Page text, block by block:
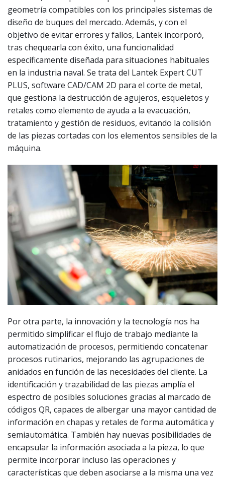
geometría compatibles con los principales sistemas de
diseño de buques del mercado. Además, y con el
objetivo de evitar errores y fallos, Lantek incorporó,
tras chequearla con éxito, una funcionalidad
específicamente diseñada para situaciones habituales
en la industria naval. Se trata del Lantek Expert CUT
PLUS, software CAD/CAM 2D para el corte de metal,
que gestiona la destrucción de agujeros, esqueletos y
retales como elemento de ayuda a la evacuación,
tratamiento y gestión de residuos, evitando la colisión
de las piezas cortadas con los elementos sensibles de la
máquina.
Por otra parte, la innovación y la tecnología nos ha
permitido simplificar el flujo de trabajo mediante la
automatización de procesos, permitiendo concatenar
procesos rutinarios, mejorando las agrupaciones de
anidados en función de las necesidades del cliente. La
identificación y trazabilidad de las piezas amplía el
espectro de posibles soluciones gracias al marcado de
códigos QR, capaces de albergar una mayor cantidad de
información en chapas y retales de forma automática y
semiautomática. También hay nuevas posibilidades de
encapsular la información asociada a la pieza, lo que
permite incorporar incluso las operaciones y
características que deben asociarse a la misma una vez